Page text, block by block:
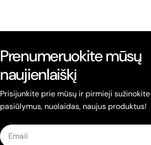
Prenumeruokite mūsų
naujienlaiškį
Prisijunkite prie mūsų ir pirmieji
pasiūlymus, nuolaidas, naujus produktus!
Email